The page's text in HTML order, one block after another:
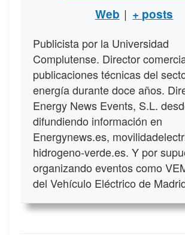
Web | + posts
Publicista por la Universidad
Complutense. Director
publicaciones técnicas del
energía durante doce años.
Energy News Events, S.L.
difundiendo información en
Energynews.es,
hidrogeno-verde.es. Y por
organizando eventos como
del Vehículo Eléctrico de